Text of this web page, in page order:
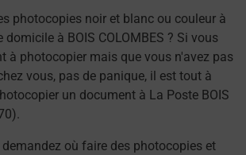
photocopies noir et blanc ou couleur à
à BOIS COLOMBES ? Si vous
à photocopier mais que vous n'avez pas
vous, pas de panique, il est tout à
un document à La Poste BOIS
où faire des photocopies et